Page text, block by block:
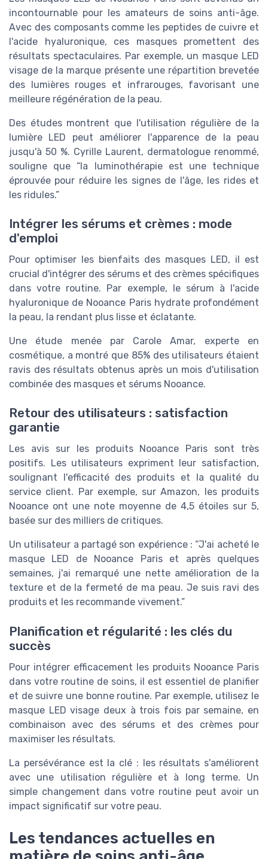
incontournable pour les amateurs de soins anti-âge.
Avec des composants comme les peptides de cuivre et
l'acide hyaluronique, ces masques promettent des
résultats spectaculaires. Par exemple, un masque LED
visage de la marque présente une répartition brevetée
des lumières rouges et infrarouges, favorisant une
meilleure régénération de la peau.
Des études montrent que l'utilisation régulière de la
lumière LED peut améliorer l'apparence de la peau
jusqu'à 50 %. Cyrille Laurent, dermatologue renommé,
souligne que “la luminothérapie est une technique
éprouvée pour réduire les signes de l'âge, les rides et
les ridules.”
Intégrer les sérums et crèmes : mode
d'emploi
Pour optimiser les bienfaits des masques LED, il est
crucial d'intégrer des sérums et des crèmes spécifiques
dans votre routine. Par exemple, le sérum à l'acide
hyaluronique de Nooance Paris hydrate profondément
la peau, la rendant plus lisse et éclatante.
Une étude menée par Carole Amar, experte en
cosmétique, a montré que 85% des utilisateurs étaient
ravis des résultats obtenus après un mois d'utilisation
combinée des masques et sérums Nooance.
Retour des utilisateurs : satisfaction
garantie
Les avis sur les produits Nooance Paris sont très
positifs. Les utilisateurs expriment leur satisfaction,
soulignant l'efficacité des produits et la qualité du
service client. Par exemple, sur Amazon, les produits
Nooance ont une note moyenne de 4,5 étoiles sur 5,
basée sur des milliers de critiques.
Un utilisateur a partagé son expérience : “J'ai acheté le
masque LED de Nooance Paris et après quelques
semaines, j'ai remarqué une nette amélioration de la
texture et de la fermeté de ma peau. Je suis ravi des
produits et les recommande vivement.”
Planification et régularité : les clés du
succès
Pour intégrer efficacement les produits Nooance Paris
dans votre routine de soins, il est essentiel de planifier
et de suivre une bonne routine. Par exemple, utilisez le
masque LED visage deux à trois fois par semaine, en
combinaison avec des sérums et des crèmes pour
maximiser les résultats.
La persévérance est la clé : les résultats s'améliorent
avec une utilisation régulière et à long terme. Un
simple changement dans votre routine peut avoir un
impact significatif sur votre peau.
Les tendances actuelles en